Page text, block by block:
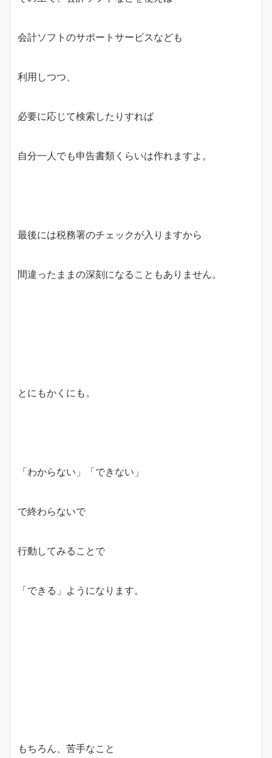
会計ソフトのサポートサービスなども
利用しつつ、
必要に応じて検索したりすれば
自分一人でも申告書類くらいは作れますよ。
最後には税務署のチェックが入りますから
間違ったままの深刻になることもありません。
とにもかくにも。
「わからない」「できない」
で終わらないで
行動してみることで
「できる」ようになります。
もちろん、苦手なこと